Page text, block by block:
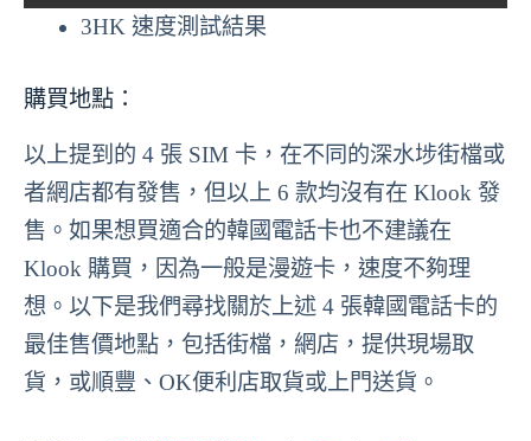
3HK 速度測試結果
購買地點：
以上提到的 4 張 SIM 卡，在不同的深水埗街檔或
者網店都有發售，但以上 6 款均沒有在 Klook 發
售。如果想買適合的韓國電話卡也不建議在
Klook 購買，因為一般是漫遊卡，速度不夠理
想。以下是我們尋找關於上述 4 張韓國電話卡的
最佳售價地點，包括街檔，網店，提供現場取
貨，或順豐、OK便利店取貨或上門送貨。